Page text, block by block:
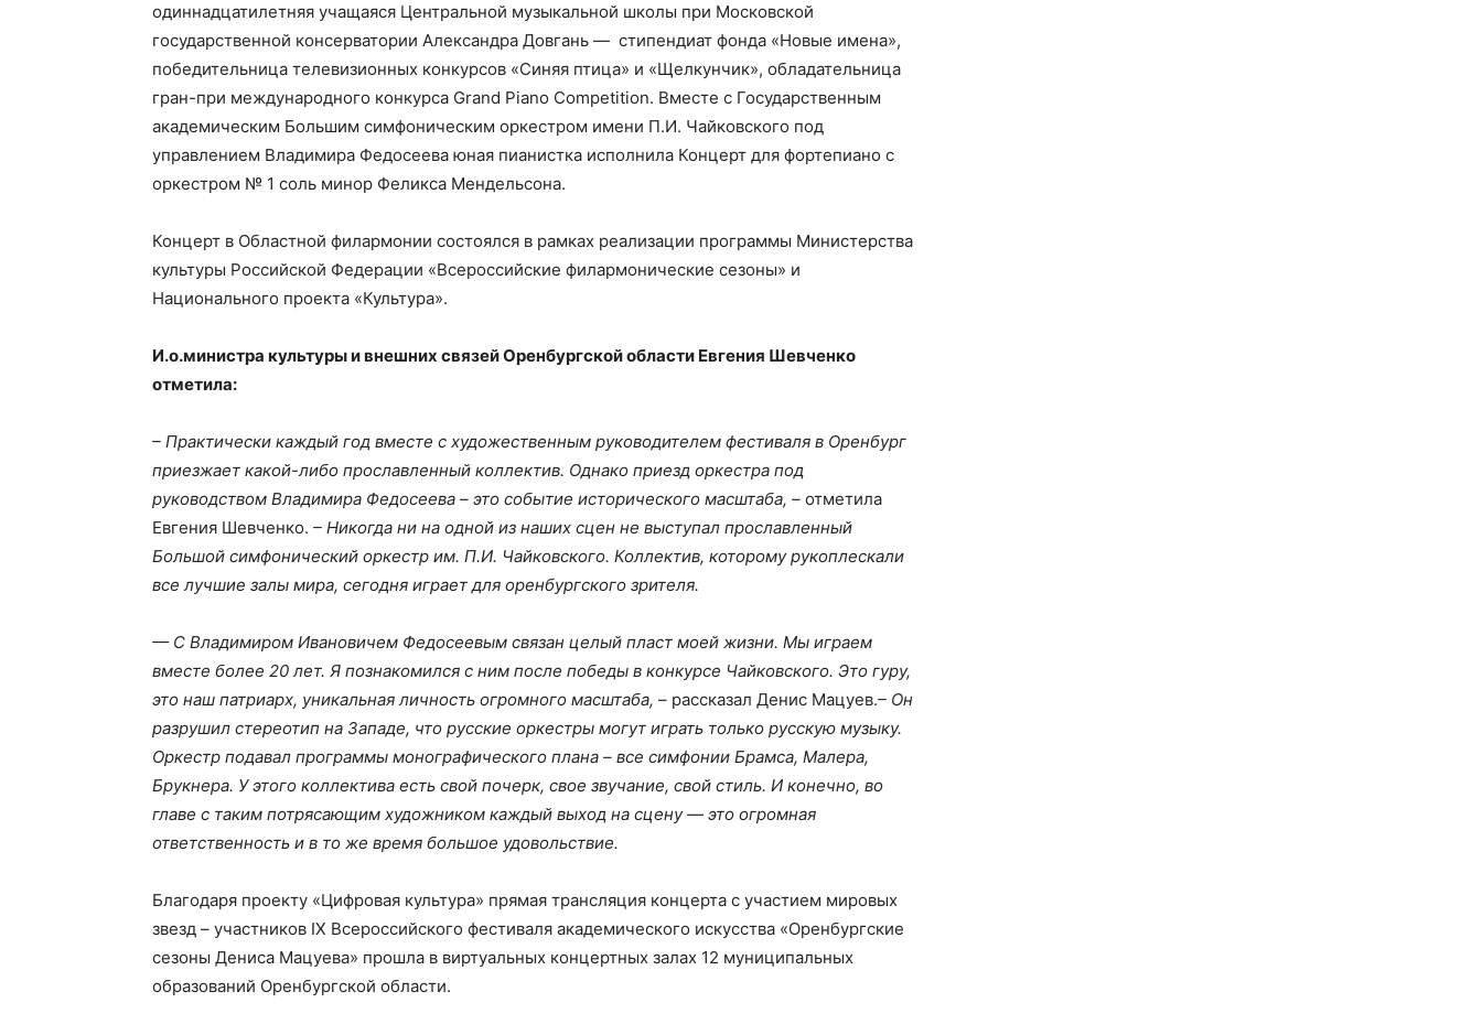
одиннадцатилетняя учащаяся Центральной музыкальной школы при Московской
государственной консерватории Александра Довгань — стипендиат фонда «Новые имена»,
победительница телевизионных конкурсов «Синяя птица» и «Щелкунчик», обладательница
гран-при международного конкурса Grand Piano Competition. Вместе с Государственным
академическим Большим симфоническим оркестром имени П.И. Чайковского под
управлением Владимира Федосеева юная пианистка исполнила Концерт для фортепиано с
оркестром № 1 соль минор Феликса Мендельсона.
Концерт в Областной филармонии состоялся в рамках реализации программы Министерства
культуры Российской Федерации «Всероссийские филармонические сезоны» и
Национального проекта «Культура».
И.о.министра культуры и внешних связей Оренбургской области Евгения Шевченко
отметила:
– Практически каждый год вместе с художественным руководителем фестиваля в Оренбург
приезжает какой-либо прославленный коллектив. Однако приезд оркестра под
руководством Владимира Федосеева – это событие исторического масштаба, – отметила
Евгения Шевченко. – Никогда ни на одной из наших сцен не выступал прославленный
Большой симфонический оркестр им. П.И. Чайковского. Коллектив, которому рукоплескали
все лучшие залы мира, сегодня играет для оренбургского зрителя.
— С Владимиром Ивановичем Федосеевым связан целый пласт моей жизни. Мы играем
вместе более 20 лет. Я познакомился с ним после победы в конкурсе Чайковского. Это гуру,
это наш патриарх, уникальная личность огромного масштаба, – рассказал Денис Мацуев.– Он
разрушил стереотип на Западе, что русские оркестры могут играть только русскую музыку.
Оркестр подавал программы монографического плана – все симфонии Брамса, Малера,
Брукнера. У этого коллектива есть свой почерк, свое звучание, свой стиль. И конечно, во
главе с таким потрясающим художником каждый выход на сцену — это огромная
ответственность и в то же время большое удовольствие.
Благодаря проекту «Цифровая культура» прямая трансляция концерта с участием мировых
звезд – участников IX Всероссийского фестиваля академического искусства «Оренбургские
сезоны Дениса Мацуева» прошла в виртуальных концертных залах 12 муниципальных
образований Оренбургской области.